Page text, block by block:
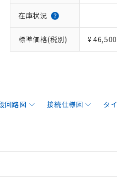
在庫状況
標準価格(税別) ¥ 46,500
回路図 接続仕様図 タ